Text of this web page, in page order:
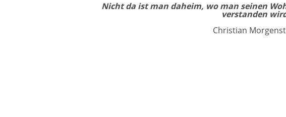
Nicht da ist man daheim, wo man seinen
verstanden
Christian